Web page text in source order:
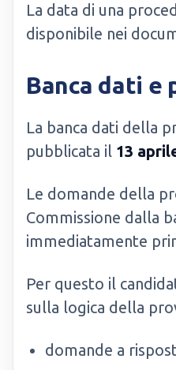
La data di una
disponibile nei
Banca dati e
La banca dati della
pubblicata il 13
Le domande della
Commissione dalla
immediatamente
Per questo il
sulla logica della
domande a